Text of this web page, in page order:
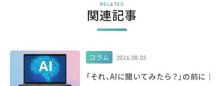
RELATED
関連記事
コラム 2026.08.03
「それ、AIに聞いてみたら？」の前に｜